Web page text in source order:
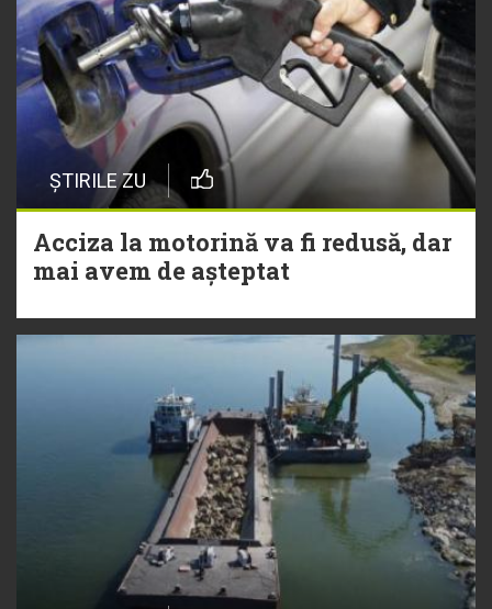
ȘTIRILE ZU
Acciza la motorină va fi redusă, dar
mai avem de așteptat